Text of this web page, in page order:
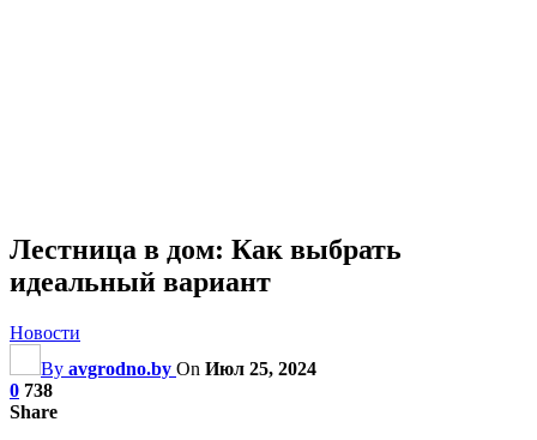
Лестница в дом: Как выбрать
идеальный вариант
Новости
By avgrodno.by On Июл 25, 2024
0 738
Share